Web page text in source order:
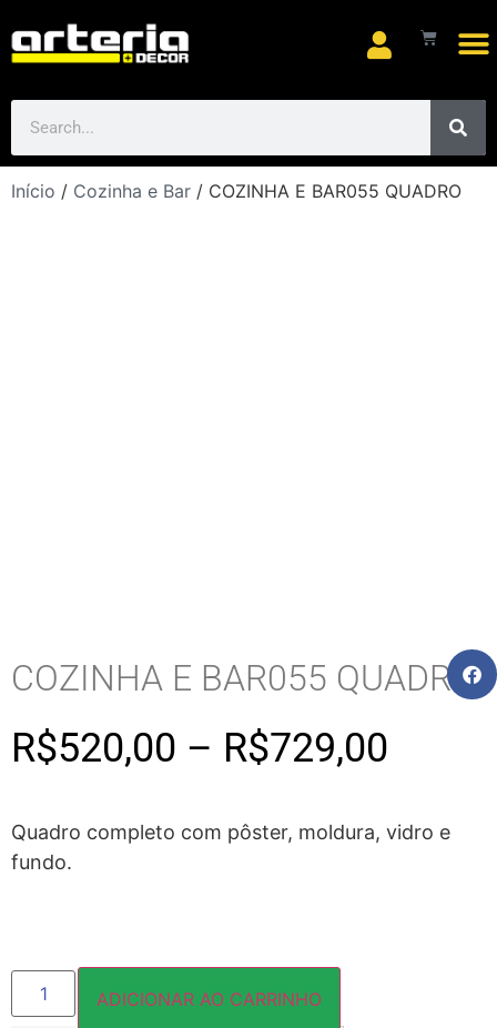
Início / Cozinha e Bar / COZINHA E BAR055 QUADRO
COZINHA E BAR055 QUADRO
R$520,00 – R$729,00
Quadro completo com pôster, moldura, vidro e
fundo.
ADICIONAR AO CARRINHO